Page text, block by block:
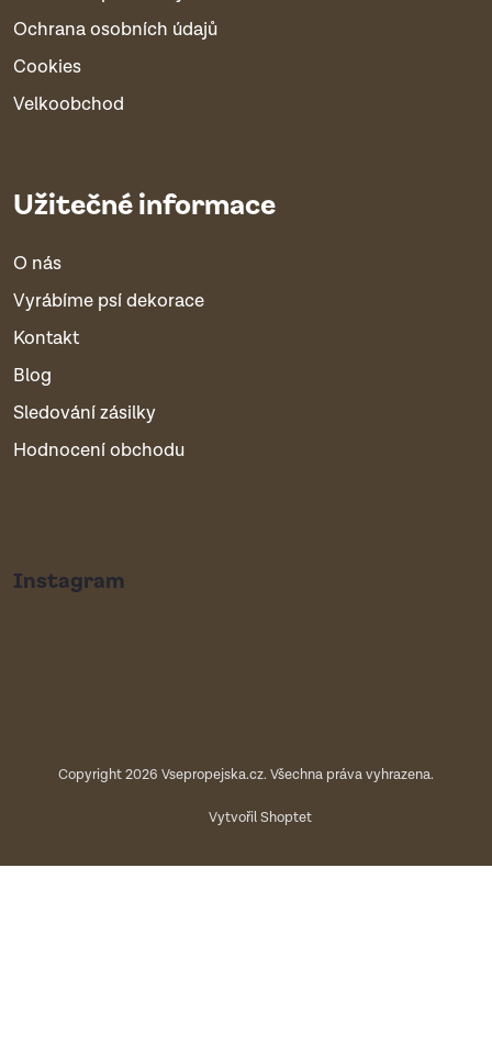
Ochrana osobních údajů
Cookies
Velkoobchod
Užitečné informace
O nás
Vyrábíme psí dekorace
Kontakt
Blog
Sledování zásilky
Hodnocení obchodu
Instagram
Vytvořil Shoptet
Copyright 2026 Vsepropejska.cz. Všechna práva vyhrazena.